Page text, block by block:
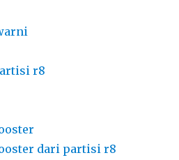
r8
dari partisi r8